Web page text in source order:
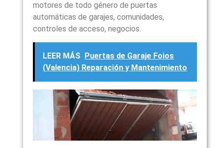
motores de todo género de puertas
automáticas de garajes, comunidades,
controles de acceso, negocios.
LEER MÁS
Puertas de Garaje Foios
(Valencia) Reparación y Mantenimiento